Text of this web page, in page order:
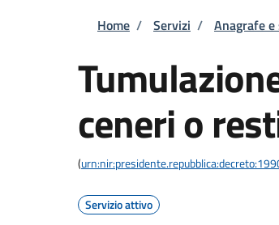
Briciole di
Home / Servizi / Anagrafe
ceneri o
(
Servizio attivo